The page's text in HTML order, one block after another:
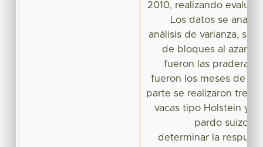
2010, realizando
Los datos se
análisis de varianza, se
de bloques al azar,
fueron las praderas
fueron los meses de
parte se realizaron tres
vacas tipo Holstein y
pardo suizo,
determinar la